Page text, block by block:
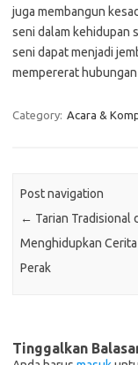
juga membangun
seni dalam kehidupan
seni dapat menjadi
mempererat
Category: Acara &
Post navigation
← Tarian Tradisional
Menghidupkan
Perak
Tinggalkan